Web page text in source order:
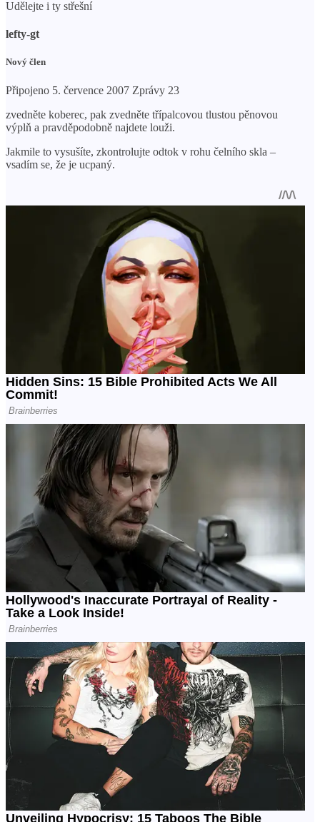
Udělejte i ty střešní
lefty-gt
Nový člen
Připojeno 5. července 2007 Zprávy 23
zvedněte koberec, pak zvedněte třípalcovou tlustou pěnovou
výplň a pravděpodobně najdete louži.
Jakmile to vysušíte, zkontrolujte odtok v rohu čelního skla –
vsadím se, že je ucpaný.